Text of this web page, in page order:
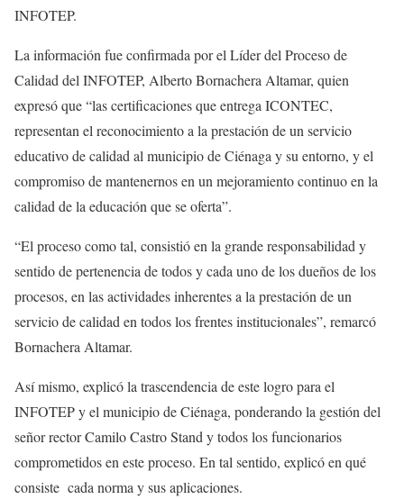
INFOTEP.
La información fue confirmada por el Líder del Proceso de
Calidad del INFOTEP, Alberto Bornachera Altamar, quien
expresó que “las certificaciones que entrega ICONTEC,
representan el reconocimiento a la prestación de un servicio
educativo de calidad al municipio de Ciénaga y su entorno, y el
compromiso de mantenernos en un mejoramiento continuo en la
calidad de la educación que se oferta”.
“El proceso como tal, consistió en la grande responsabilidad y
sentido de pertenencia de todos y cada uno de los dueños de los
procesos, en las actividades inherentes a la prestación de un
servicio de calidad en todos los frentes institucionales”, remarcó
Bornachera Altamar.
Así mismo, explicó la trascendencia de este logro para el
INFOTEP y el municipio de Ciénaga, ponderando la gestión del
señor rector Camilo Castro Stand y todos los funcionarios
comprometidos en este proceso. En tal sentido, explicó en qué
consiste cada norma y sus aplicaciones.